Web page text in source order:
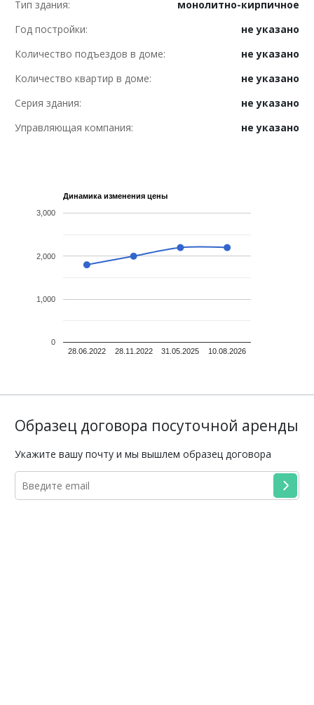
Тип здания:
монолитно-кирпичное
Год постройки:
не указано
Количество подъездов в доме:
не указано
Количество квартир в доме:
не указано
Серия здания:
не указано
Управляющая компания:
не указано
Динамика изменения цены
28.06.2022 28.11.2022 31.05.2025 10.08.2026
0
1,000
2,000
3,000
Образец договора посуточной аренды
Укажите вашу почту и мы вышлем образец договора